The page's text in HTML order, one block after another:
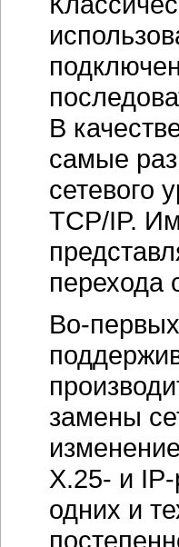
В
самые
сетевого
TCP/IP.
перехода
Во-
замены
X.25- и
одних и